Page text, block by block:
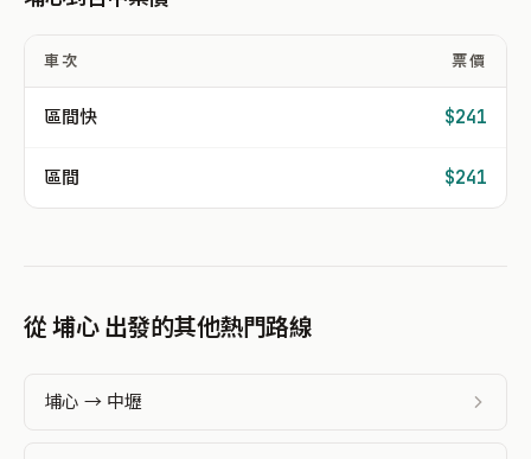
車次 票價
區間快 $241
區間 $241
從 埔心 出發的其他熱門路線
埔心 → 中壢